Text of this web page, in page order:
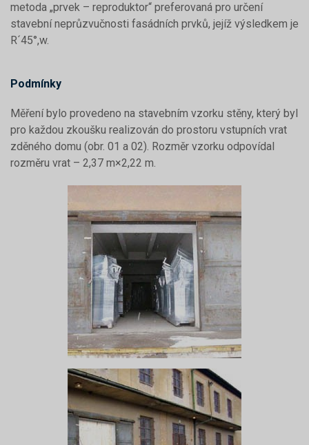
metoda „prvek – reproduktor“ preferovaná pro určení
stavební neprůzvučnosti fasádních prvků, jejíž výsledkem je
R´45°,w.
Podmínky
Měření bylo provedeno na stavebním vzorku stěny, který byl
pro každou zkoušku realizován do prostoru vstupních vrat
zděného domu (obr. 01 a 02). Rozměr vzorku odpovídal
rozměru vrat – 2,37 m×2,22 m.